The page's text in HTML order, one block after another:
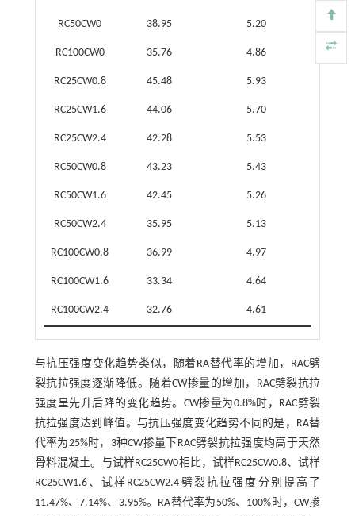
RC50CW0 38.95 5.20
RC100CW0 35.76 4.86
RC25CW0.8 45.48 5.93
RC25CW1.6 44.06 5.70
RC25CW2.4 42.28 5.53
RC50CW0.8 43.23 5.43
RC50CW1.6 42.45 5.26
RC50CW2.4 35.95 5.13
RC100CW0.8 36.99 4.97
RC100CW1.6 33.34 4.64
RC100CW2.4 32.76 4.61
与抗压强度变化趋势类似，随着RA替代率的增加，RAC劈
裂抗拉强度逐渐降低。随着CW掺量的增加，RAC劈裂抗拉
强度呈先升后降的变化趋势。CW掺量为0.8%时，RAC劈裂
抗拉强度达到峰值。与抗压强度变化趋势不同的是，RA替
代率为25%时，3种CW掺量下RAC劈裂抗拉强度均高于天然
骨料混凝土。与试样RC25CW0相比，试样RC25CW0.8、试样
RC25CW1.6、试样RC25CW2.4劈裂抗拉强度分别提高了
11.47%、7.14%、3.95%。RA替代率为50%、100%时，CW掺